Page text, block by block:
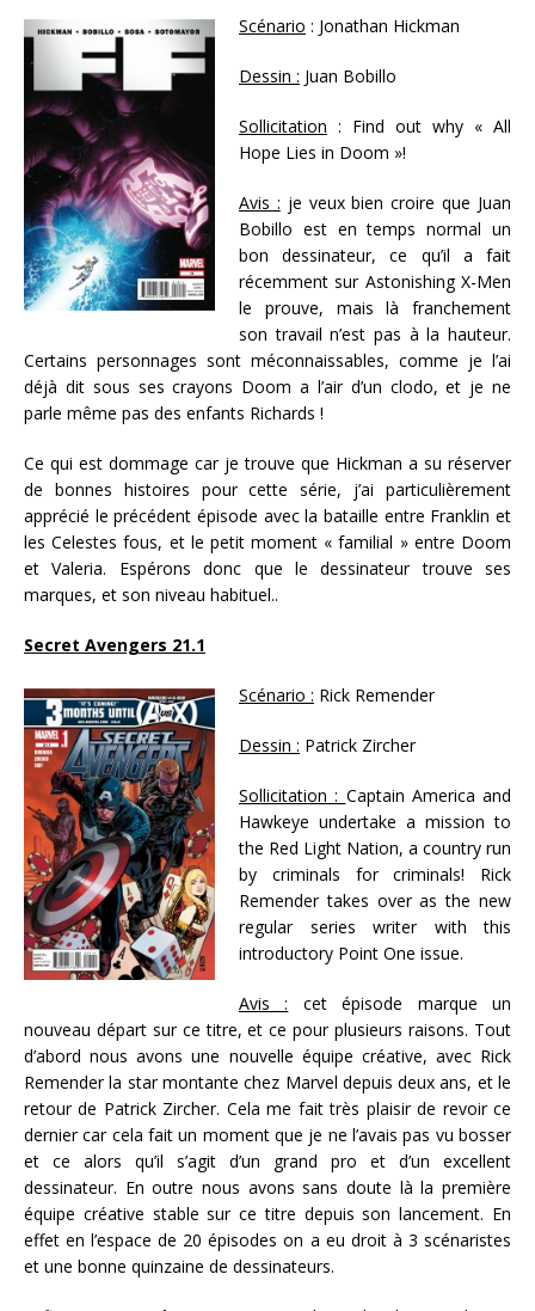
Scénario : Jonathan Hickman
Dessin : Juan Bobillo
Sollicitation : Find out why « All
Hope Lies in Doom »!
Avis : je veux bien croire que Juan
Bobillo est en temps normal un
bon dessinateur, ce qu’il a fait
récemment sur Astonishing X-Men
le prouve, mais là franchement
son travail n’est pas à la hauteur.
Certains personnages sont méconnaissables, comme je l’ai
déjà dit sous ses crayons Doom a l’air d’un clodo, et je ne
parle même pas des enfants Richards !
Ce qui est dommage car je trouve que Hickman a su réserver
de bonnes histoires pour cette série, j’ai particulièrement
apprécié le précédent épisode avec la bataille entre Franklin et
les Celestes fous, et le petit moment « familial » entre Doom
et Valeria. Espérons donc que le dessinateur trouve ses
marques, et son niveau habituel..
Secret Avengers 21.1
Scénario : Rick Remender
Dessin : Patrick Zircher
Sollicitation : Captain America and
Hawkeye undertake a mission to
the Red Light Nation, a country run
by criminals for criminals! Rick
Remender takes over as the new
regular series writer with this
introductory Point One issue.
Avis : cet épisode marque un
nouveau départ sur ce titre, et ce pour plusieurs raisons. Tout
d’abord nous avons une nouvelle équipe créative, avec Rick
Remender la star montante chez Marvel depuis deux ans, et le
retour de Patrick Zircher. Cela me fait très plaisir de revoir ce
dernier car cela fait un moment que je ne l’avais pas vu bosser
et ce alors qu’il s’agit d’un grand pro et d’un excellent
dessinateur. En outre nous avons sans doute là la première
équipe créative stable sur ce titre depuis son lancement. En
effet en l’espace de 20 épisodes on a eu droit à 3 scénaristes
et une bonne quinzaine de dessinateurs.